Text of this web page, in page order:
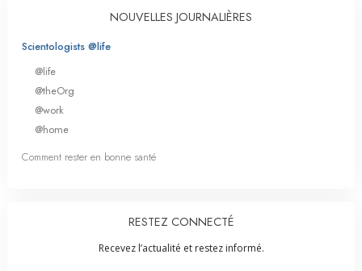
NOUVELLES JOURNALIÈRES
Scientologists @life
@life
@theOrg
@work
@home
Comment rester en bonne santé
RESTEZ CONNECTÉ
Recevez l’actualité et restez informé.